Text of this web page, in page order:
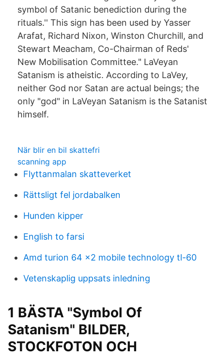
symbol of Satanic benediction during the
rituals.'' This sign has been used by Yasser
Arafat, Richard Nixon, Winston Churchill, and
Stewart Meacham, Co-Chairman of Reds'
New Mobilisation Committee." LaVeyan
Satanism is atheistic. According to LaVey,
neither God nor Satan are actual beings; the
only "god" in LaVeyan Satanism is the Satanist
himself.
När blir en bil skattefri
scanning app
Flyttanmalan skatteverket
Rättsligt fel jordabalken
Hunden kipper
English to farsi
Amd turion 64 x2 mobile technology tl-60
Vetenskaplig uppsats inledning
1 BÄSTA "Symbol Of
Satanism" BILDER,
STOCKFOTON OCH